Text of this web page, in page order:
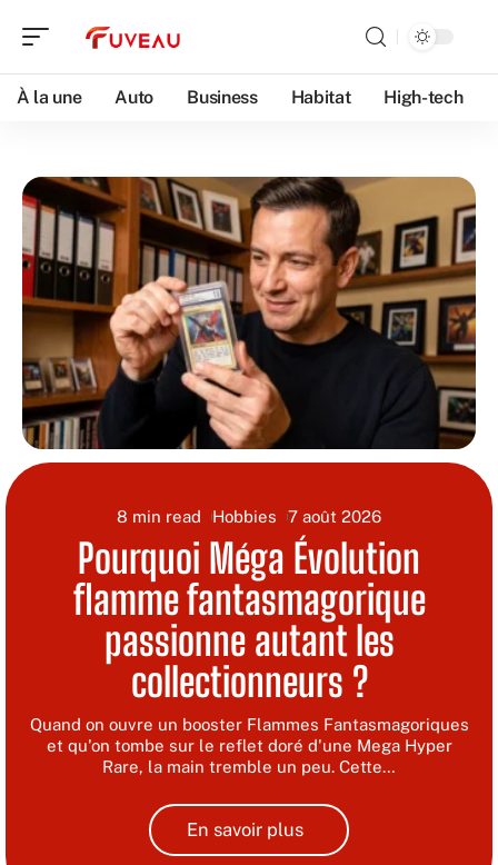
À la une Auto Business Habitat High-tech
8 min read Hobbies 7 août 2026
Pourquoi Méga Évolution
flamme fantasmagorique
passionne autant les
collectionneurs ?
Quand on ouvre un booster Flammes Fantasmagoriques
et qu'on tombe sur le reflet doré d'une Mega Hyper
Rare, la main tremble un peu. Cette…
En savoir plus